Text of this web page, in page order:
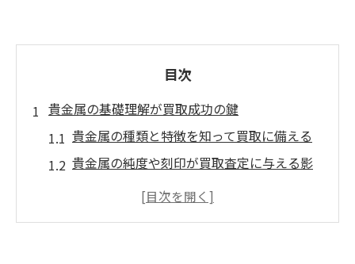
目次
貴金属の基礎理解が買取成功の鍵
貴金属の種類と特徴を知って買取に備える
貴金属の純度や刻印が買取査定に与える影